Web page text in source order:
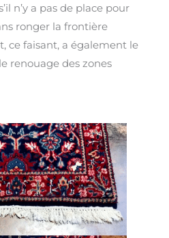
n’y a pas de place pour
ronger la frontière
ce faisant, a également le
renouage des zones